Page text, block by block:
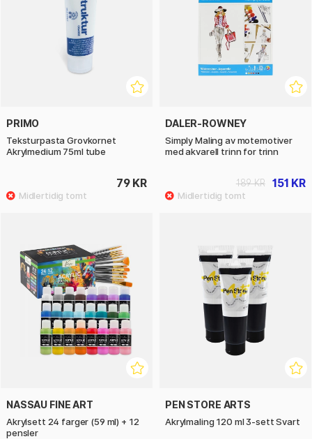
PRIMO
Teksturpasta Grovkornet
Akrylmedium 75ml tube
79 KR
DALER-ROWNEY
Simply Maling av motemotiver
med akvarell trinn for trinn
151 KR
189 KR
NASSAU FINE ART
Akrylsett 24 farger (59 ml) + 12
pensler
PEN STORE ARTS
Akrylmaling 120 ml 3-sett Svart